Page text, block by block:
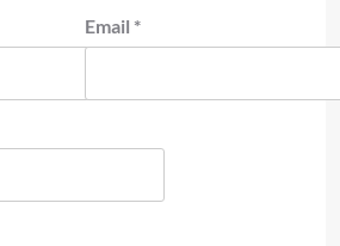
Email *